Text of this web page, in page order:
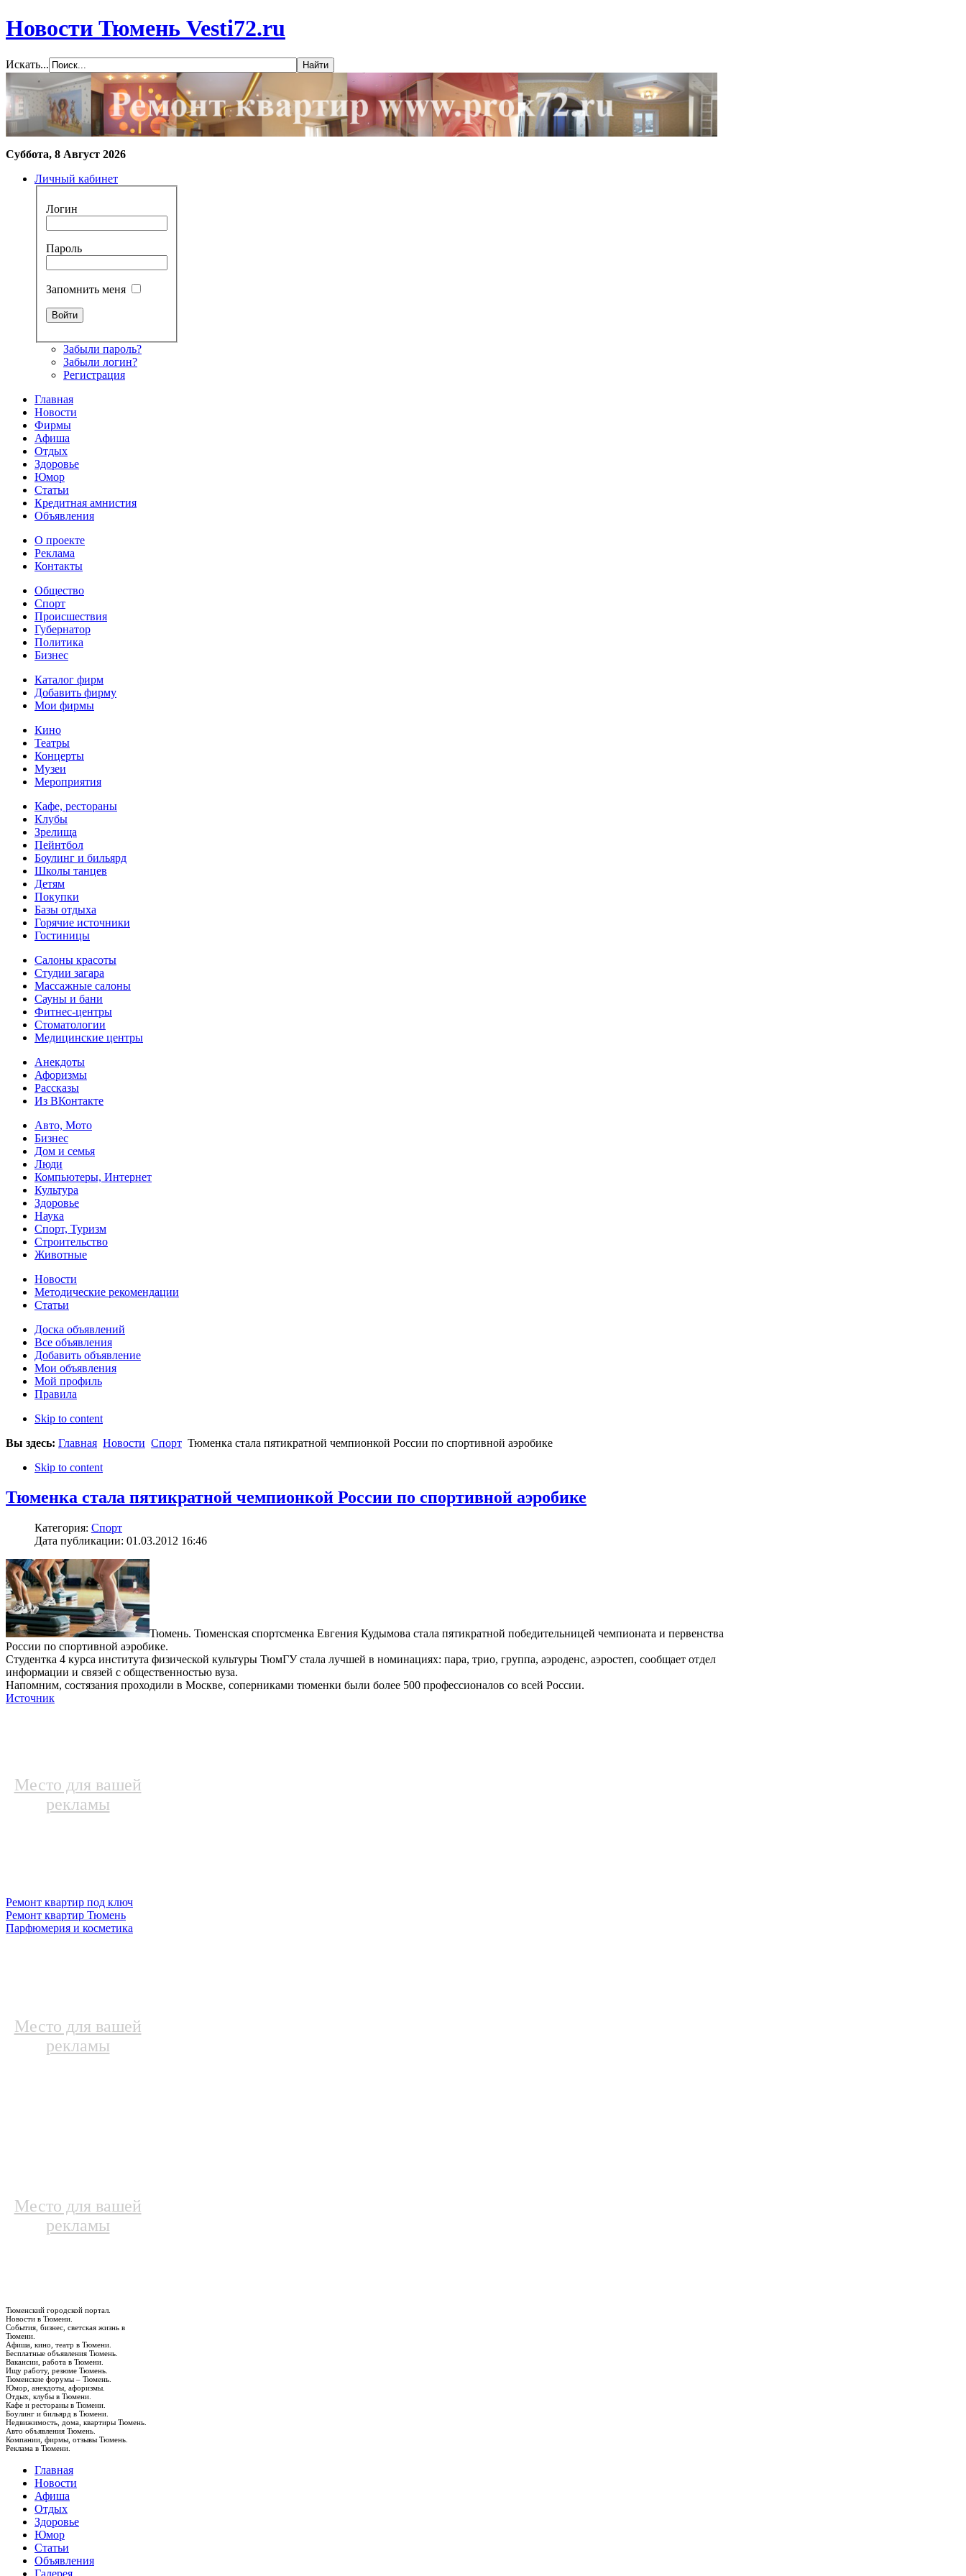
Новости Тюмень Vesti72.ru
Искать...
Суббота, 8 Август 2026
Личный кабинет
Логин
Пароль
Запомнить меня
Забыли пароль?
Забыли логин?
Регистрация
Главная
Новости
Фирмы
Афиша
Отдых
Здоровье
Юмор
Статьи
Кредитная амнистия
Объявления
О проекте
Реклама
Контакты
Общество
Спорт
Происшествия
Губернатор
Политика
Бизнес
Каталог фирм
Добавить фирму
Мои фирмы
Кино
Театры
Концерты
Музеи
Мероприятия
Кафе, рестораны
Клубы
Зрелища
Пейнтбол
Боулинг и бильярд
Школы танцев
Детям
Покупки
Базы отдыха
Горячие источники
Гостиницы
Салоны красоты
Студии загара
Массажные салоны
Сауны и бани
Фитнес-центры
Стоматологии
Медицинские центры
Анекдоты
Афоризмы
Рассказы
Из ВКонтакте
Авто, Мото
Бизнес
Дом и семья
Люди
Компьютеры, Интернет
Культура
Здоровье
Наука
Спорт, Туризм
Строительство
Животные
Новости
Методические рекомендации
Статьи
Доска объявлений
Все объявления
Добавить объявление
Мои объявления
Мой профиль
Правила
Skip to content
Вы здесь: Главная Новости Спорт Тюменка стала пятикратной чемпионкой России по спортивной аэробике
Skip to content
Тюменка стала пятикратной чемпионкой России по спортивной аэробике
Категория: Спорт
Дата публикации: 01.03.2012 16:46
Тюмень. Тюменская спортсменка Евгения Кудымова стала пятикратной победительницей чемпионата и первенства
России по спортивной аэробике.
Студентка 4 курса института физической культуры ТюмГУ стала лучшей в номинациях: пара, трио, группа, аэроденс, аэростеп, сообщает отдел
информации и связей с общественностью вуза.
Напомним, состязания проходили в Москве, соперниками тюменки были более 500 профессионалов со всей России.
Источник
Место для вашей
рекламы
Ремонт квартир под ключ
Ремонт квартир Тюмень
Парфюмерия и косметика
Место для вашей
рекламы
Место для вашей
рекламы
Тюменский городской портал.
Новости в Тюмени.
События, бизнес, светская жизнь в
Тюмени.
Афиша, кино, театр в Тюмени.
Бесплатные объявления Тюмень.
Вакансии, работа в Тюмени.
Ищу работу, резюме Тюмень.
Тюменские форумы – Тюмень.
Юмор, анекдоты, афоризмы.
Отдых, клубы в Тюмени.
Кафе и рестораны в Тюмени.
Боулинг и бильярд в Тюмени.
Недвижимость, дома, квартиры Тюмень.
Авто объявления Тюмень.
Компании, фирмы, отзывы Тюмень.
Реклама в Тюмени.
Главная
Новости
Афиша
Отдых
Здоровье
Юмор
Статьи
Объявления